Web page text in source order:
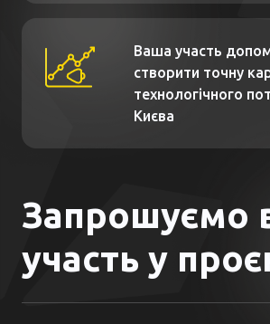
Ваша участь
створити точну
технологічного
Києва
Запрошуємо
участь у